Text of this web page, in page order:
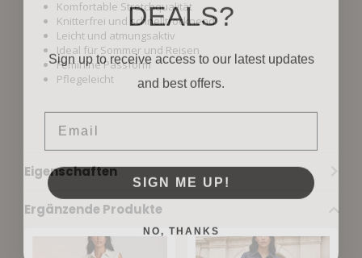
Komfortable Stretchqualität
Knitterfrei und schnelltrocknend
Leicht und atmungsaktiv
Ideal für Sommer und Reisen
Feminine Passform
Pflegeleicht
Eigenschaften
Ergänzende Produkte
DEALS?
Sign up to receive access to our latest updates
and best offers.
Email
SIGN ME UP!